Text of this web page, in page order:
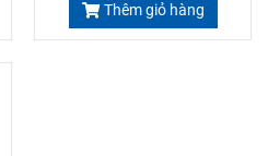
Thêm giỏ hàng